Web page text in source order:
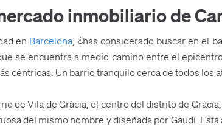
inmobiliario de
en Barcelona , ¿has considerado buscar en el
se encuentra a medio camino entre el
céntricas. Un barrio tranquilo cerca de todos los
de Vila de Gràcia, el centro del distrito de
del mismo nombre y diseñada por Gaudí.